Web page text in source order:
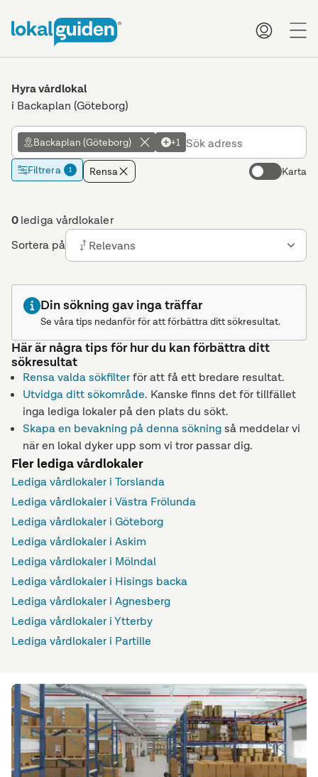
Hyra vårdlokal
i Backaplan (Göteborg)
Backaplan (Göteborg) +1
Filtrera 1 Rensa Karta
0lediga vårdlokaler
Sortera på
Relevans
Din sökning gav inga träffar
Se våra tips nedanför för att förbättra ditt sökresultat.
Här är några tips för hur du kan förbättra ditt
sökresultat
Rensa valda sökfilterför att få ett bredare resultat.
Utvidga ditt sökområde. Kanske finns det för tillfället
inga lediga lokaler på den plats du sökt.
Skapa en bevakning på denna sökningså meddelar vi
när en lokal dyker upp som vi tror passar dig.
Fler lediga vårdlokaler
Lediga vårdlokaler i Torslanda
Lediga vårdlokaler i Västra Frölunda
Lediga vårdlokaler i Göteborg
Lediga vårdlokaler i Askim
Lediga vårdlokaler i Mölndal
Lediga vårdlokaler i Hisings backa
Lediga vårdlokaler i Agnesberg
Lediga vårdlokaler i Ytterby
Lediga vårdlokaler i Partille